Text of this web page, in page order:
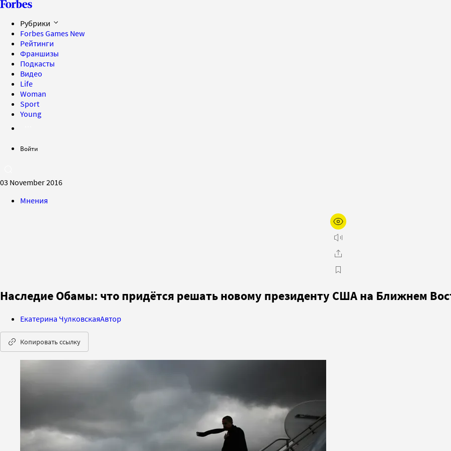
Рубрики
Forbes Games New
Рейтинги
Франшизы
Подкасты
Видео
Life
Woman
Sport
Young
Войти
03 November 2016
Мнения
Наследие Обамы: что придётся решать новому президенту США на Ближнем
Екатерина ЧулковскаяАвтор
Копировать ссылку